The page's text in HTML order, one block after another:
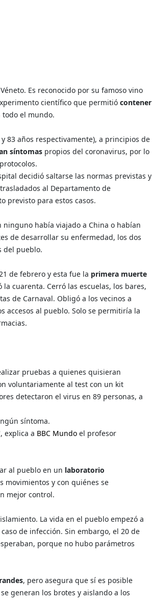
Es reconocido por su famoso vino
científico que permitió contener
todo el mundo.
83 años respectivamente), a principios de
síntomas propios del coronavirus, por lo
decidió saltarse las normas previstas y
al Departamento de
previsto para estos casos.
había viajado a China o habían
de desarrollar su enfermedad, los dos
del pueblo.
de febrero y esta fue la primera muerte
cuarenta. Cerró las escuelas, los bares,
de Carnaval. Obligó a los vecinos a
accesos al pueblo. Solo se permitiría la
pruebas a quienes quisieran
voluntariamente al test con un kit
detectaron el virus en 89 personas, a
síntoma.
explica a BBC Mundo el profesor
al pueblo en un laboratorio
movimientos y con quiénes se
mejor control.
La vida en el pueblo empezó a
de infección. Sin embargo, el 20 de
porque no hubo parámetros
, pero asegura que sí es posible
generan los brotes y aislando a los